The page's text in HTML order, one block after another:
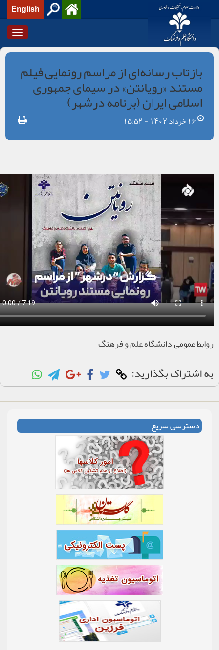
English
بازتاب رسانه‌ای از مراسم رونمایی فیلم
مستند «رویانتن» در سیمای جمهوری
اسلامی ایران (برنامه درشهر)
روابط عمومی دانشگاه علم و فرهنگ
به اشتراک بگذارید:
دسترسی سریع